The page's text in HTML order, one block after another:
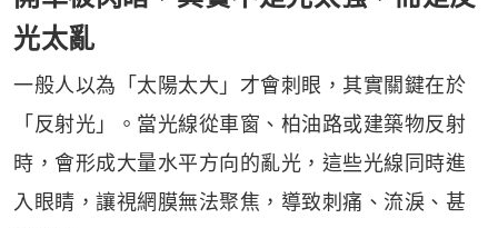
光太亂
一般人以為「太陽太大」才會刺眼，其實關鍵在於
「反射光」。當光線從車窗、柏油路或建築物反射
時，會形成大量水平方向的亂光，這些光線同時進
入眼睛，讓視網膜無法聚焦，導致刺痛、流淚、甚